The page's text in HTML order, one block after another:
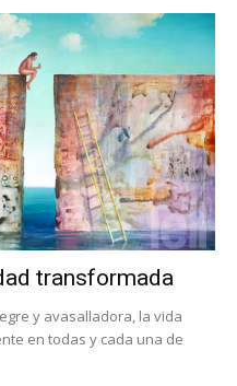
transformada
y avasalladora, la vida
en todas y cada una de